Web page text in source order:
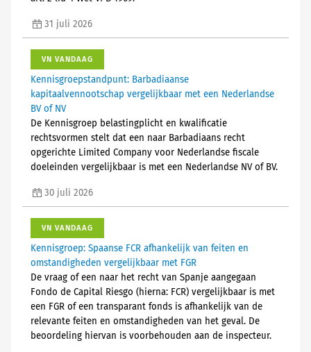
31 juli 2026
VN VANDAAG
Kennisgroepstandpunt: Barbadiaanse
kapitaalvennootschap vergelijkbaar met een Nederlandse
BV of NV
De Kennisgroep belastingplicht en kwalificatie
rechtsvormen stelt dat een naar Barbadiaans recht
opgerichte Limited Company voor Nederlandse fiscale
doeleinden vergelijkbaar is met een Nederlandse NV of BV.
30 juli 2026
VN VANDAAG
Kennisgroep: Spaanse FCR afhankelijk van feiten en
omstandigheden vergelijkbaar met FGR
De vraag of een naar het recht van Spanje aangegaan
Fondo de Capital Riesgo (hierna: FCR) vergelijkbaar is met
een FGR of een transparant fonds is afhankelijk van de
relevante feiten en omstandigheden van het geval. De
beoordeling hiervan is voorbehouden aan de inspecteur.